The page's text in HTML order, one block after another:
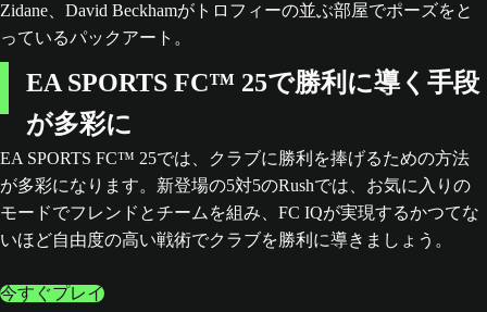
EA SPORTS FC™ 25で勝利に導く手段
が多彩に
EA SPORTS FC™ 25では、クラブに勝利を捧げるための方法
が多彩になります。新登場の5対5のRushでは、お気に入りの
モードでフレンドとチームを組み、FC IQが実現するかつてな
いほど自由度の高い戦術でクラブを勝利に導きましょう。
今すぐプレイ